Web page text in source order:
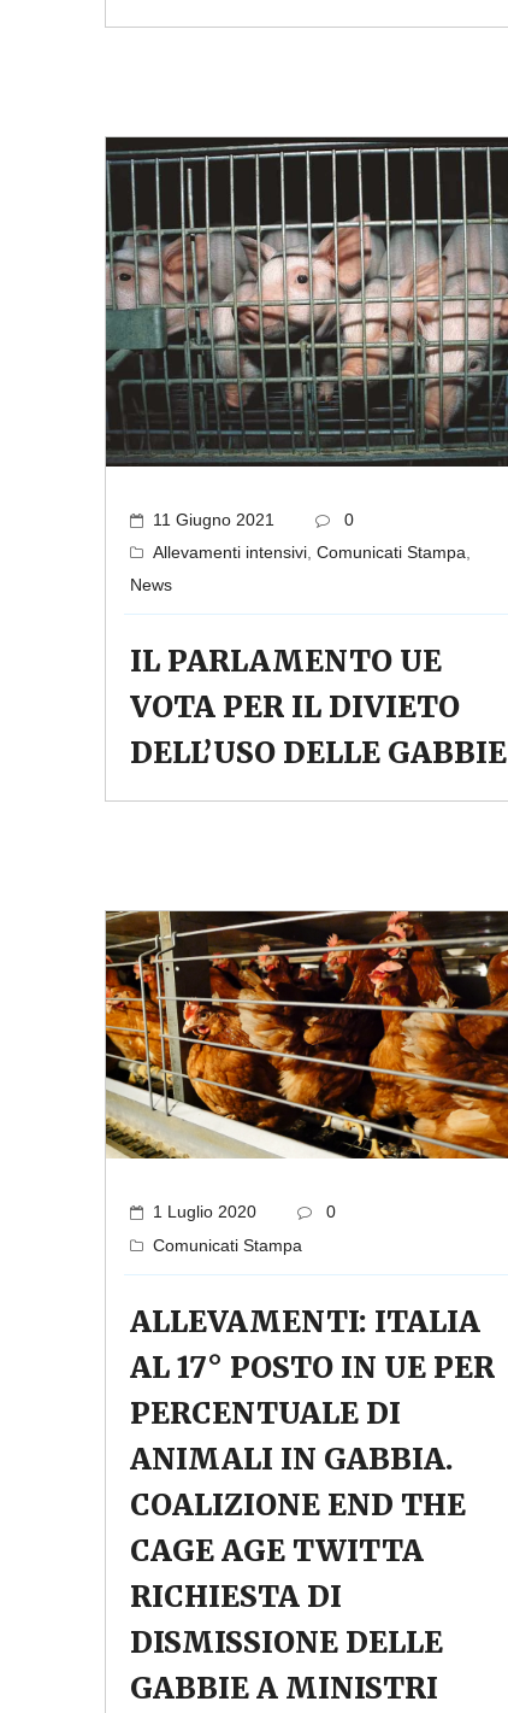
11 Giugno 2021
0
Allevamenti intensivi Comunicati Stampa
News
IL PARLAMENTO UE
VOTA PER IL DIVIETO
DELL’USO DELLE GABBIE
1 Luglio 2020
0
Comunicati Stampa
ALLEVAMENTI: ITALIA
AL 17° POSTO IN UE PER
PERCENTUALE DI
ANIMALI IN GABBIA.
COALIZIONE END THE
CAGE AGE TWITTA
RICHIESTA DI
DISMISSIONE DELLE
GABBIE A MINISTRI